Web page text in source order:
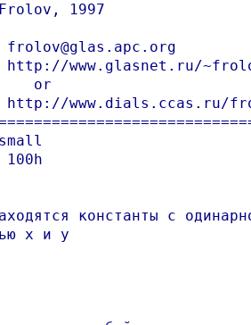
1997
http://www.glasnet.ru/
or
www.dials.ccas.ru/
100h
константы с
x и y